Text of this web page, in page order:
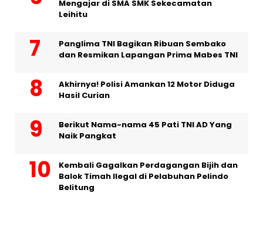
Mengajar di SMA SMK Sekecamatan
Leihitu
Panglima TNI Bagikan Ribuan Sembako
dan Resmikan Lapangan Prima Mabes TNI
Akhirnya! Polisi Amankan 12 Motor Diduga
Hasil Curian
Berikut Nama-nama 45 Pati TNI AD Yang
Naik Pangkat
Kembali Gagalkan Perdagangan Bijih dan
Balok Timah Ilegal di Pelabuhan Pelindo
Belitung